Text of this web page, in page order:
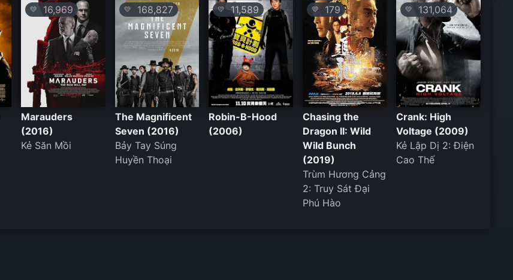
💛 16,969
Marauders
(2016)
Kẻ Săn Mồi
💛 168,827
The Magnificent
Seven (2016)
Bảy Tay Súng
Huyền Thoại
💛 11,589
Robin-B-Hood
(2006)
💛 179
Chasing the
Dragon II: Wild
Wild Bunch
(2019)
Trùm Hương Cảng
2: Truy Sát Đại
Phú Hào
💛 131,064
Crank: High
Voltage (2009)
Kẻ Lập Dị 2: Điện
Cao Thế